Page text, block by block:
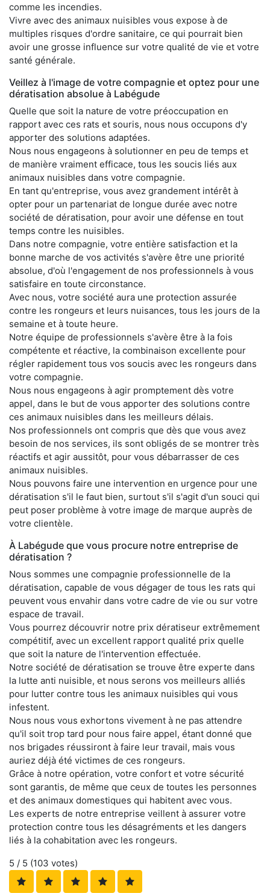
comme les incendies.
Vivre avec des animaux nuisibles vous expose à de
multiples risques d'ordre sanitaire, ce qui pourrait bien
avoir une grosse influence sur votre qualité de vie et votre
santé générale.
Veillez à l'image de votre compagnie et optez pour une
dératisation absolue à Labégude
Quelle que soit la nature de votre préoccupation en
rapport avec ces rats et souris, nous nous occupons d'y
apporter des solutions adaptées.
Nous nous engageons à solutionner en peu de temps et
de manière vraiment efficace, tous les soucis liés aux
animaux nuisibles dans votre compagnie.
En tant qu'entreprise, vous avez grandement intérêt à
opter pour un partenariat de longue durée avec notre
société de dératisation, pour avoir une défense en tout
temps contre les nuisibles.
Dans notre compagnie, votre entière satisfaction et la
bonne marche de vos activités s'avère être une priorité
absolue, d'où l'engagement de nos professionnels à vous
satisfaire en toute circonstance.
Avec nous, votre société aura une protection assurée
contre les rongeurs et leurs nuisances, tous les jours de la
semaine et à toute heure.
Notre équipe de professionnels s'avère être à la fois
compétente et réactive, la combinaison excellente pour
régler rapidement tous vos soucis avec les rongeurs dans
votre compagnie.
Nous nous engageons à agir promptement dès votre
appel, dans le but de vous apporter des solutions contre
ces animaux nuisibles dans les meilleurs délais.
Nos professionnels ont compris que dès que vous avez
besoin de nos services, ils sont obligés de se montrer très
réactifs et agir aussitôt, pour vous débarrasser de ces
animaux nuisibles.
Nous pouvons faire une intervention en urgence pour une
dératisation s'il le faut bien, surtout s'il s'agit d'un souci qui
peut poser problème à votre image de marque auprès de
votre clientèle.
À Labégude que vous procure notre entreprise de
dératisation ?
Nous sommes une compagnie professionnelle de la
dératisation, capable de vous dégager de tous les rats qui
peuvent vous envahir dans votre cadre de vie ou sur votre
espace de travail.
Vous pourrez découvrir notre prix dératiseur extrêmement
compétitif, avec un excellent rapport qualité prix quelle
que soit la nature de l'intervention effectuée.
Notre société de dératisation se trouve être experte dans
la lutte anti nuisible, et nous serons vos meilleurs alliés
pour lutter contre tous les animaux nuisibles qui vous
infestent.
Nous nous vous exhortons vivement à ne pas attendre
qu'il soit trop tard pour nous faire appel, étant donné que
nos brigades réussiront à faire leur travail, mais vous
auriez déjà été victimes de ces rongeurs.
Grâce à notre opération, votre confort et votre sécurité
sont garantis, de même que ceux de toutes les personnes
et des animaux domestiques qui habitent avec vous.
Les experts de notre entreprise veillent à assurer votre
protection contre tous les désagréments et les dangers
liés à la cohabitation avec les rongeurs.
5 / 5 (103 votes)